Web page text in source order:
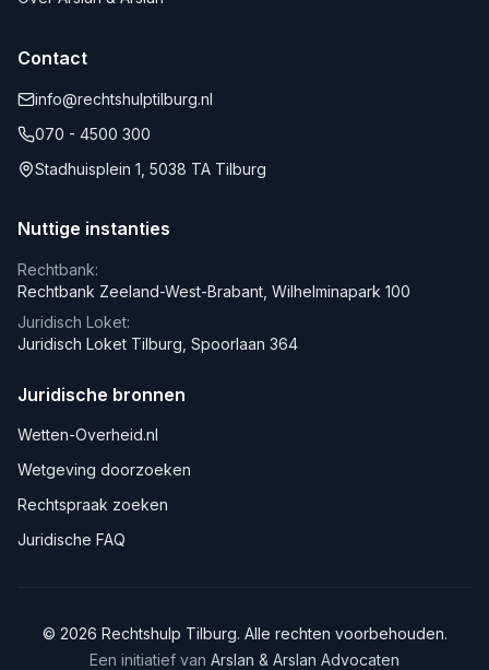
Contact
info@rechtshulptilburg.nl
070 - 4500 300
Stadhuisplein 1, 5038 TA Tilburg
Nuttige instanties
Rechtbank:
Rechtbank Zeeland-West-Brabant, Wilhelminapark 100
Juridisch Loket:
Juridisch Loket Tilburg, Spoorlaan 364
Juridische bronnen
Wetten-Overheid.nl
Wetgeving doorzoeken
Rechtspraak zoeken
Juridische FAQ
© 2026 Rechtshulp Tilburg. Alle rechten voorbehouden.
Een initiatief van Arslan & Arslan Advocaten